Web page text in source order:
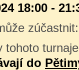
18:00 -
tohoto
do